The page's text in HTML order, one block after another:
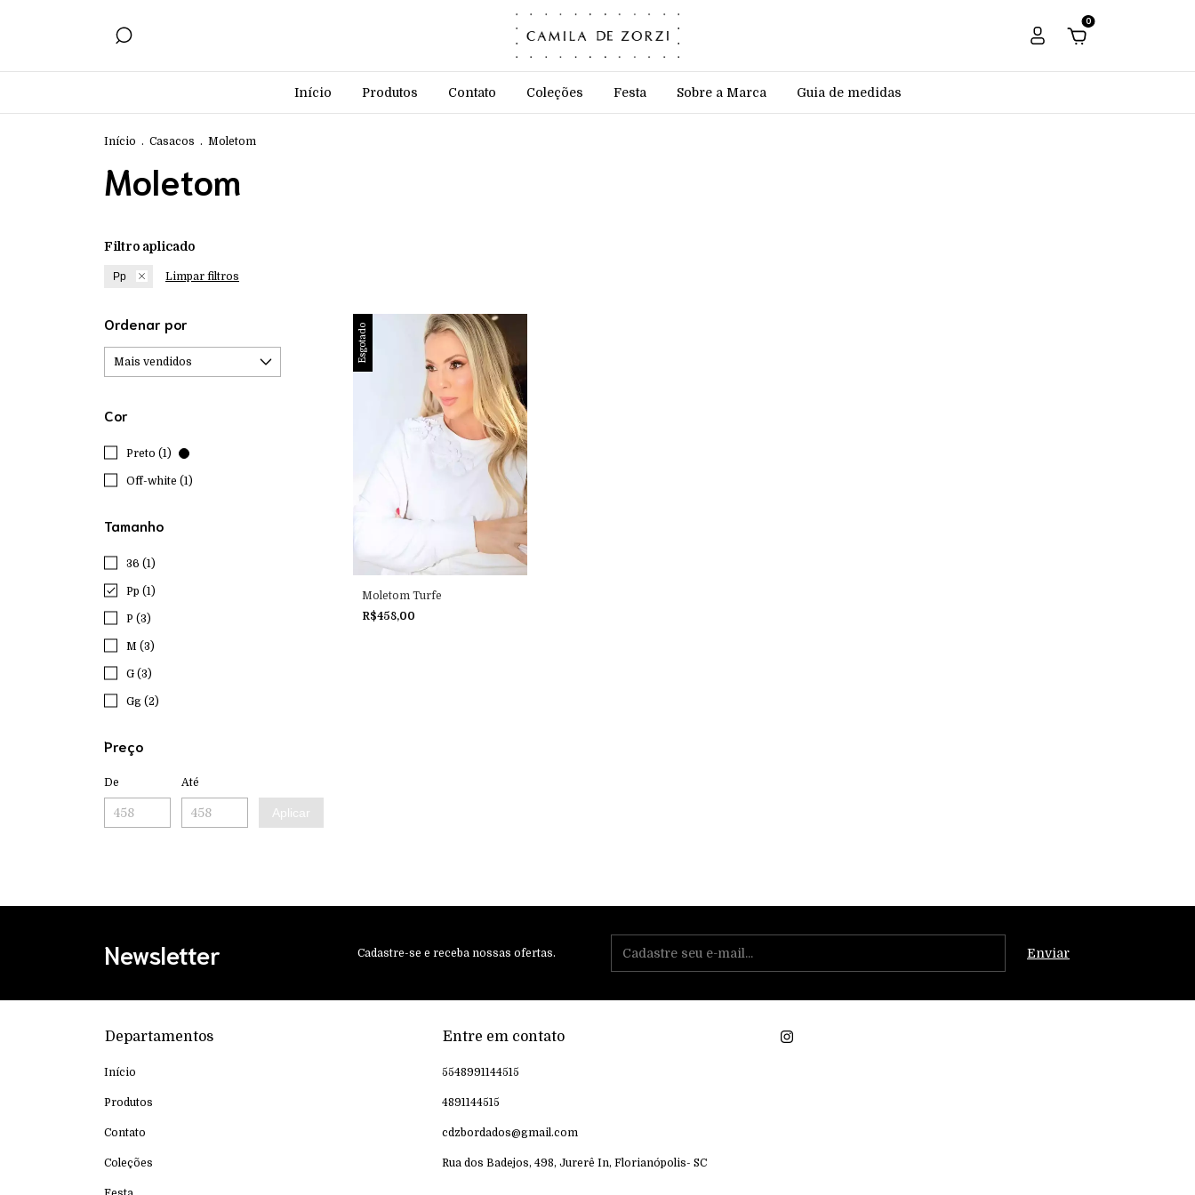
0
Início Produtos Contato Coleções Festa Sobre a Marca Guia de medidas
Início . Casacos . Moletom
Moletom
Filtro aplicado
Pp Limpar filtros
Ordenar por
Cor
Preto (1)
Off-white (1)
Tamanho
36 (1)
Pp (1)
P (3)
M (3)
G (3)
Gg (2)
Preço
De Até
Aplicar
Esgotado
Moletom Turfe
R$458,00
Newsletter Cadastre-se e receba nossas ofertas.
Departamentos
Início
Produtos
Contato
Coleções
Entre em contato
5548991144515
4891144515
cdzbordados@gmail.com
Rua dos Badejos, 498, Jurerê In, Florianópolis- SC